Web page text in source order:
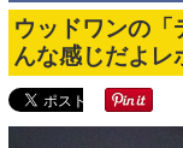
ウッドワンの「
んな感じだよレ